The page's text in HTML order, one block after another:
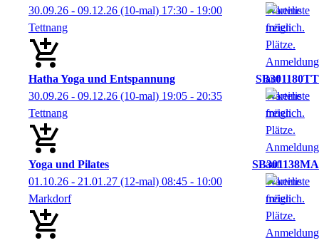
30.09.26 - 09.12.26 (10-mal) 17:30 - 19:00
Tettnang
Hatha Yoga und Entspannung
SB301180TT
30.09.26 - 09.12.26 (10-mal) 19:05 - 20:35
Tettnang
Yoga und Pilates
SB301138MA
01.10.26 - 21.01.27 (12-mal) 08:45 - 10:00
Markdorf